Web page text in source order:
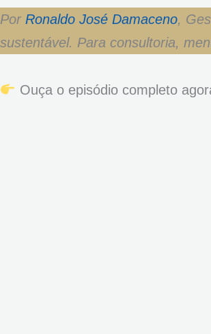
Por Ronaldo José Damaceno,
sustentável. Para consultoria,
Ouça o episódio completo